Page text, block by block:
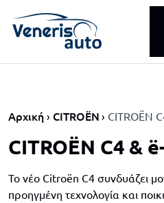
Skip navigation
Αρχική CITROËN CITROËN
CITROËN C4 &
Το νέο Citroën C4 συνδυάζει
προηγμένη τεχνολογία και